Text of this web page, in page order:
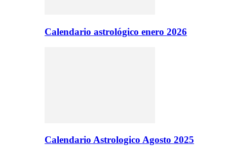
Calendario astrológico enero 2026
Calendario Astrologico Agosto 2025